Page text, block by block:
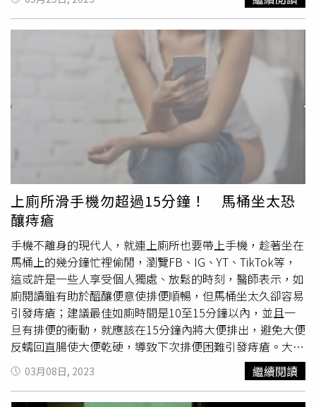
間，導致腸胃蠕動變慢、便秘。而食用含有較多乳糖、寡糖
的碳水化合物，會經由大腸裡的細菌發酵，產生短鏈脂肪
酸，加劇胃結腸反射情形。因此針對胃結腸反射亢進較明顯
也建議要減少食用過油的食物，並尋求專業
醫師協助。部份情況是可以經由醫師檢查結合與營養師的建
議之下，藉由階段性的低腹敏飲食，使腸道蠕動趨於穩定、
正常。此外，
也提醒，胃結腸反射不受到我們的意識
控制，而是由自律神經發出來的珍貴訊號，「很多人因為忙
碌，會習慣性地忽略身體傳來的便意訊號。長期無視這個訊
號，可能會加重便秘，或是不自覺讓壓力影響腸道機能，導
致胃結腸反射亢進、慢性腹瀉等情形。」因此，平時我們除
了要維持正常飲食，也別忘了做好壓力調適，並留心、尊重
「便意」訊號，才是顧好腸道健康的基本之道！
響腸道消化的功能，產生腹痛、糞便變黏等情況。醫師說，
糞便有血絲，身體可能已發炎。（圖／翻攝大腸直腸外科陳
解釋，「目前沒有文獻指出大便黏馬
桶與大腸癌相關。但要注意的是，如果糞便帶有黏液與血
絲，還會伴隨腹痛、腹瀉、噁心等情形，就要留意腸道可能
已經慢性發炎、或有黏膜潰瘍等情形。此時就要儘早就醫檢
查，以免導致後續有黏膜出血、腸穿孔等較嚴重的腸道疾
說，「如果大便只是輕微黏在馬桶上，多沖水
幾次或是用刷子就可以輕易清除的話，只要多攝取纖維、喝
水，減少食用高油脂、精緻澱粉，就能讓糞便回歸正常型
態，改善消化吸收機能。」
提醒，如果糞便帶血，形
狀像筆一樣細，或是黏液多散發惡臭；或是排便習慣改變，
在大便前腹部嚴重絞痛，有便意但感覺排不乾淨6項症狀，
可能有是較嚴重的腸道疾病或大腸癌，要趕快去檢查。
佑呼籲，「腸道疾病、大腸癌雖然是國人好發的疾病。隨著
醫學的進步，只要早期發現，都有很高的機會能治癒。盼望
大家多關心自己的糞便型態與排便過程，及早做調整或治
療，照顧好腸胃！」
上廁所滑手機勿超過15分鐘！ 馬桶坐太恐
釀痔瘡
手機不離身的現代人，就連上廁所也要帶上手機，趁著坐在
馬桶上的幾分鐘忙裡偷閒，瀏覽FB、IG、YT、TikTok等，
這或許是一些人享受個人獨處、放鬆的時刻，醫師表示，如
廁閱讀雖有助於醞釀便意使排便順暢，但馬桶坐太久卻容易
引發痔瘡；建議最佳如廁時間是10至15分鐘以內，並且一
旦有排便的衝動，就應該在15分鐘內將大便排出，避免大便
反蠕回直腸使大便乾硬，導致下次排便困難引發痔瘡。大腸
直腸外科醫師陳威佑 在臉書粉專《大腸直腸外科陳威佑醫師
(說文解痔)》發文分享，有研究評估痔瘡患者如廁時間長短
的關係，發現上廁所時間與痔瘡發生有正相關性。根據一份
03月08日, 2023 繼續閱讀